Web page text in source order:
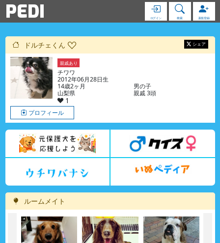
PEDI ログイン 検索 新規登録
ドルチェくん シェア
親戚あり
チワワ
2012年06月28日生
14歳2ヶ月
男の子
山梨県
親戚 3頭
1
プロフィール
ルームメイト